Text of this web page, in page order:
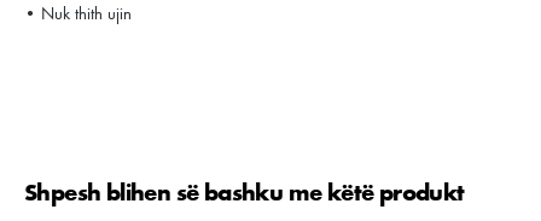
• Nuk thith ujin
Kalo galerinë e produktit
Shpesh blihen së bashku me këtë produkt